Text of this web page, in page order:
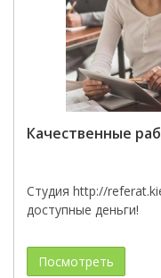
Качественные
Студия http://
доступные деньги!
Посмотреть